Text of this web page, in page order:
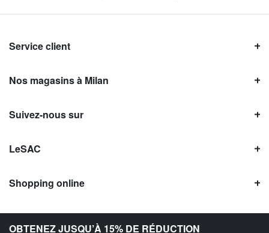
OBTENEZ JUSQU’À 15% DE RÉDUCTION
Service client
Nos magasins à Milan
Suivez-nous sur
LeSAC
Shopping online
Avis LeSAC